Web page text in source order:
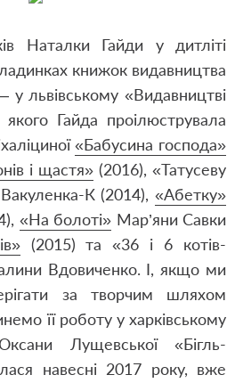
Наталки Гайди у дитліті
книжок видавництва
у львівському «Видавництві
Гайда проілюструвала
«Бабусина господа»
і щастя» (2016), «Татусеву
К (2014), «Абетку»
«На болоті» Мар’яни Савки
(2015) та«36 і 6 котів-
Вдовиченко. І, якщо ми
за творчим шляхом
її роботу у харківському
Лущевської «Бігль-
навесні 2017 року, вже